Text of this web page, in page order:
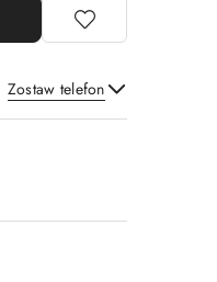
Zostaw telefon
Wyślij